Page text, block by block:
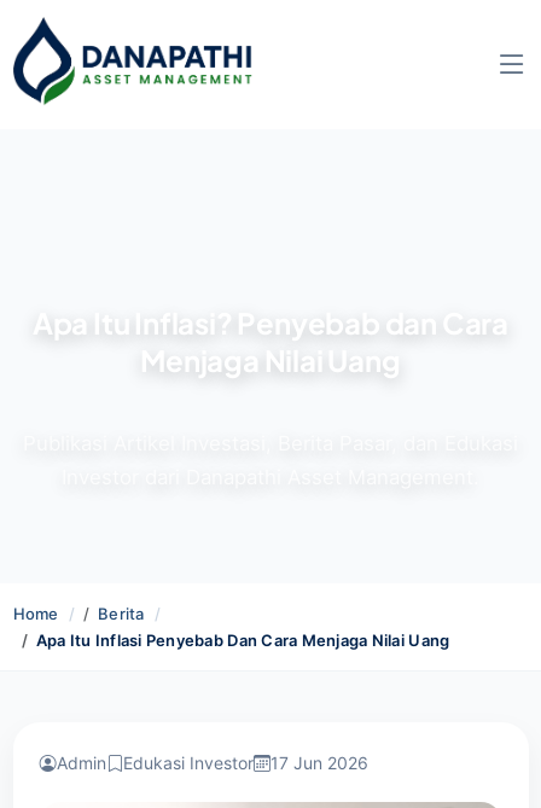
Apa Itu Inflasi? Penyebab dan Cara
Menjaga Nilai Uang
Home
Berita
Apa Itu Inflasi Penyebab Dan Cara Menjaga Nilai Uang
Admin Edukasi Investor 17 Jun 2026